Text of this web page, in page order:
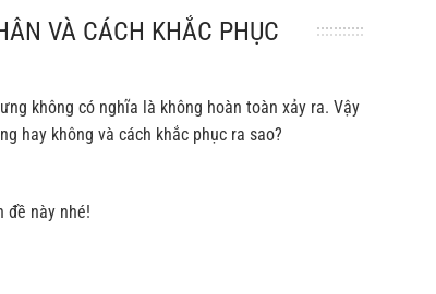
VÀ CÁCH KHẮC PHỤC
không có nghĩa là không hoàn toàn xảy ra. Vậy
hay không và cách khắc phục ra sao?
đề này nhé!